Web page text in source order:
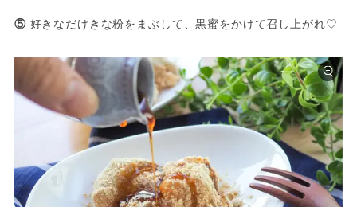
⑤ 好きなだけきな粉をまぶして、黒蜜をかけて召し上がれ♡